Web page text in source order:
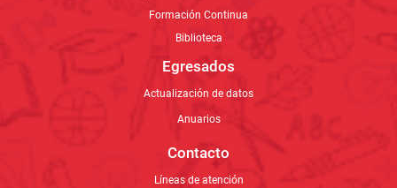
Formación Continua
Biblioteca
Egresados
Actualización de datos
Anuarios
Contacto
Líneas de atención